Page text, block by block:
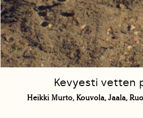
Kevyesti vetten
Heikki Murto, Kouvola, Jaala,